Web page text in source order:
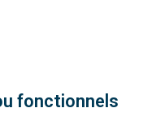
fonctionnels